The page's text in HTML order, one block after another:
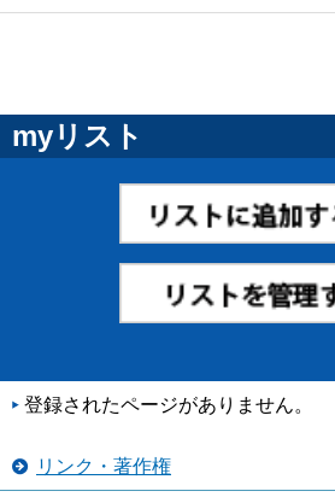
myリスト
登録されたページがありません。
リンク・著作権